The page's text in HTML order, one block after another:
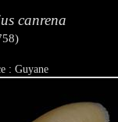
canrena
: Guyane
mm